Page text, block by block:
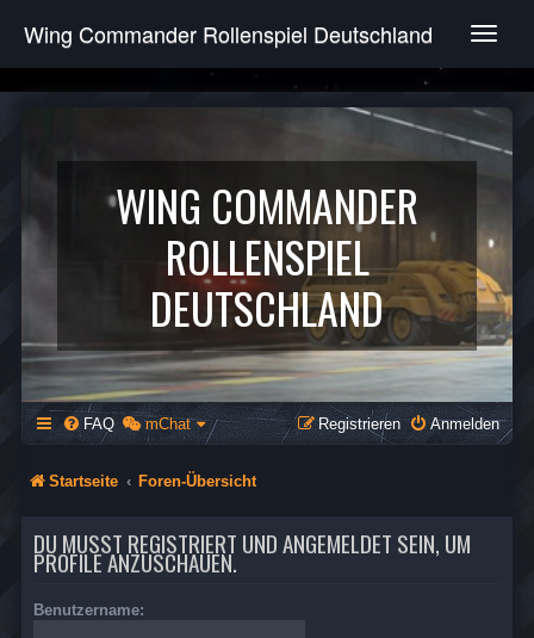
T
g
e
v
g
a
t
i
o
n
Wing Commander Rollenspiel Deutschland
WING COMMANDER
ROLLENSPIEL
DEUTSCHLAND
FAQ mChat Anmelden
Registrieren
Startseite Foren-Übersicht
DU MUSST REGISTRIERT UND ANGEMELDET SEIN, UM
PROFILE ANZUSCHAUEN.
Benutzername: